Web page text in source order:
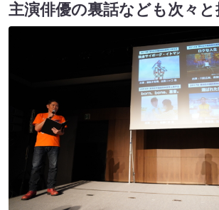
主演俳優の裏話なども次々と